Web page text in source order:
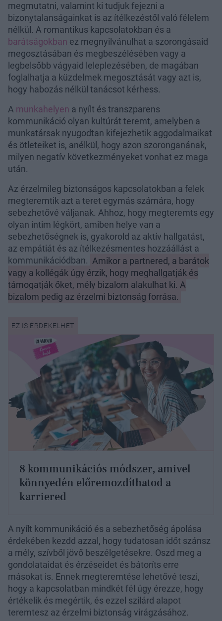
megmutatni, valamint ki tudjuk fejezni a
bizonytalanságainkat is az ítélkezéstől való félelem
nélkül. A romantikus kapcsolatokban és a
barátságokban ez megnyilvánulhat a szorongásaid
megosztásában és megbeszélésében vagy a
legbelsőbb vágyaid leleplezésében, de magában
foglalhatja a küzdelmek megosztását vagy azt is,
hogy habozás nélkül tanácsot kérhess.
A munkahelyen a nyílt és transzparens
kommunikáció olyan kultúrát teremt, amelyben a
munkatársak nyugodtan kifejezhetik aggodalmaikat
és ötleteiket is, anélkül, hogy azon szoronganának,
milyen negatív következményeket vonhat ez maga
után.
Az érzelmileg biztonságos kapcsolatokban a felek
megteremtik azt a teret egymás számára, hogy
sebezhetővé váljanak. Ahhoz, hogy megteremts egy
olyan intim légkört, amiben helye van a
sebezhetőségnek is, gyakorold az aktív hallgatást,
az empátiát és az ítélkezésmentes hozzáállást a
kommunikációdban. Amikor a partnered, a barátok
vagy a kollégák úgy érzik, hogy meghallgatják és
támogatják őket, mély bizalom alakulhat ki. A
bizalom pedig az érzelmi biztonság forrása.
8 kommunikációs módszer, amivel
könnyedén előremozdíthatod a
karriered
A nyílt kommunikáció és a sebezhetőség ápolása
érdekében kezdd azzal, hogy tudatosan időt szánsz
a mély, szívből jövő beszélgetésekre. Oszd meg a
gondolataidat és érzéseidet és bátoríts erre
másokat is. Ennek megteremtése lehetővé teszi,
hogy a kapcsolatban mindkét fél úgy érezze, hogy
értékelik és megértik, és ezzel szilárd alapot
teremtesz az érzelmi biztonság virágzásához.